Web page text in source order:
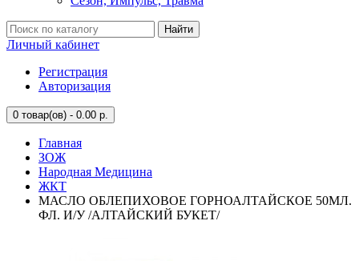
Найти
Личный кабинет
Регистрация
Авторизация
0 товар(ов) - 0.00 р.
Главная
ЗОЖ
Народная Медицина
ЖКТ
МАСЛО ОБЛЕПИХОВОЕ ГОРНОАЛТАЙСКОЕ 50МЛ.
ФЛ. И/У /АЛТАЙСКИЙ БУКЕТ/